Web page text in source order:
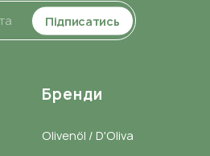
Бренди
Olivenöl / D'Oliva
Підписатись